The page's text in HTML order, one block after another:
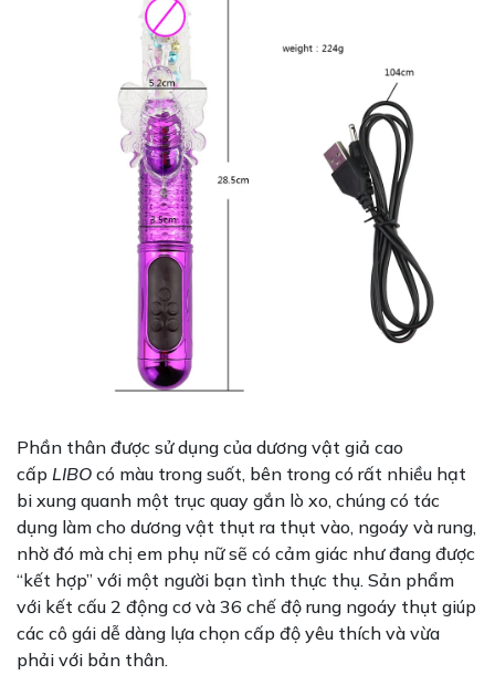
Phần thân được sử dụng của dương vật giả cao
cấp LIBO có màu trong suốt, bên trong có rất nhiều hạt
bi xung quanh một trục quay gắn lò xo, chúng có tác
dụng làm cho dương vật thụt ra thụt vào, ngoáy và rung,
nhờ đó mà chị em phụ nữ sẽ có cảm giác như đang được
“kết hợp” với một người bạn tình thực thụ. Sản phẩm
với kết cấu 2 động cơ và 36 chế độ rung ngoáy thụt giúp
các cô gái dễ dàng lựa chọn cấp độ yêu thích và vừa
phải với bản thân.